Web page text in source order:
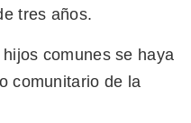
tres años.
comunes se haya
comunitario de la